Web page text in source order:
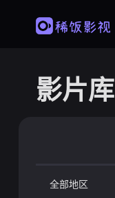
影片库
全部地区